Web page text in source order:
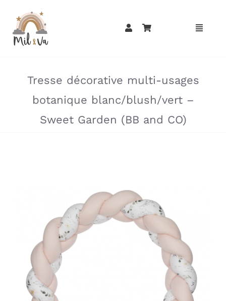
contenu
Tresse décorative multi-usages
botanique blanc/blush/vert –
Sweet Garden (BB and CO)